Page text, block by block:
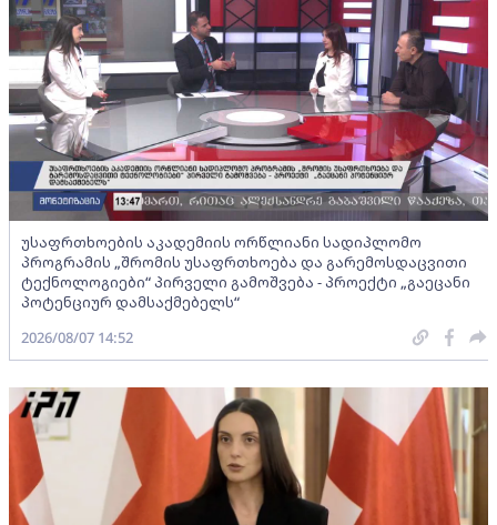
უსაფრთხოების აკადემიის ორწლიანი სადიპლომო
პროგრამის „შრომის უსაფრთხოება და გარემოსდაცვითი
ტექნოლოგიები“ პირველი გამოშვება - პროექტი „გაეცანი
პოტენციურ დამსაქმებელს“
2026/08/07 14:52